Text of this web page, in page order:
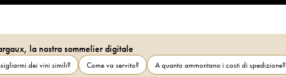
la nostra sommelier digitale
dei vini simili? Come va servito?
A quanto ammontano i costi di spedizione?